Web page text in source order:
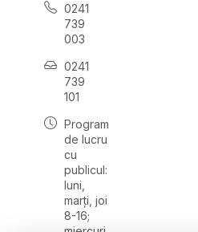
0241
739
003
0241
739
101
Program
de lucru
cu
publicul:
luni,
marți, joi
8-16;